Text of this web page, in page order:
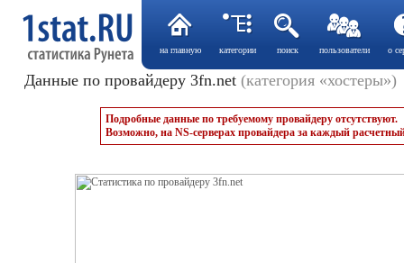
на главную категории поиск пользователи о
Данные по провайдеру 3fn.net (категория «хостеры»)
Подробные данные по требуемому провайдеру отсутствуют.
Возможно, на NS-серверах провайдера за каждый